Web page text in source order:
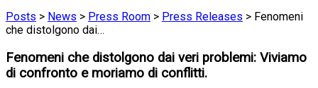
Posts > News > Press Room > Press Releases > Fenomeni
che distolgono dai…
Fenomeni che distolgono dai veri problemi: Viviamo
di confronto e moriamo di conflitti.